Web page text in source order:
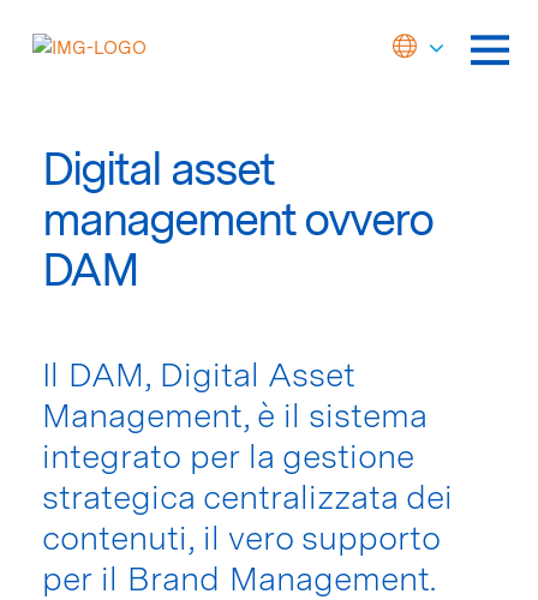
Digital asset
management ovvero
DAM
Il DAM, Digital Asset
Management, è il sistema
integrato per la gestione
strategica centralizzata dei
contenuti, il vero supporto
per il Brand Management.